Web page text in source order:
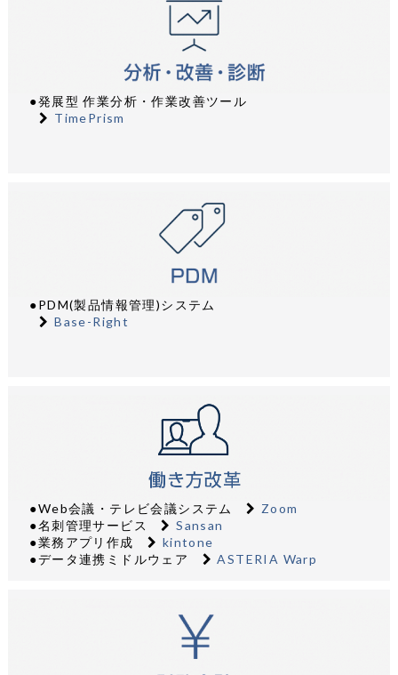
●発展型 作業分析・作業改善ツール
TimePrism
●PDM(製品情報管理)システム
Base-Right
●Web会議・テレビ会議システム
Zoom
●名刺管理サービス
Sansan
●業務アプリ作成
kintone
●データ連携ミドルウェア
ASTERIA Warp